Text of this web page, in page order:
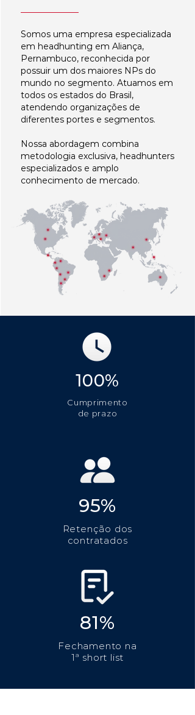
Somos uma empresa especializada
em headhunting em Aliança,
Pernambuco, reconhecida por
possuir um dos maiores NPs do
mundo no segmento. Atuamos em
todos os estados do Brasil,
atendendo organizações de
diferentes portes e segmentos.
Nossa abordagem combina
metodologia exclusiva, headhunters
especializados e amplo
conhecimento de mercado.
100%
Cumprimento
de prazo
95%
Retenção dos
contratados
81%
Fechamento na
1ª short list